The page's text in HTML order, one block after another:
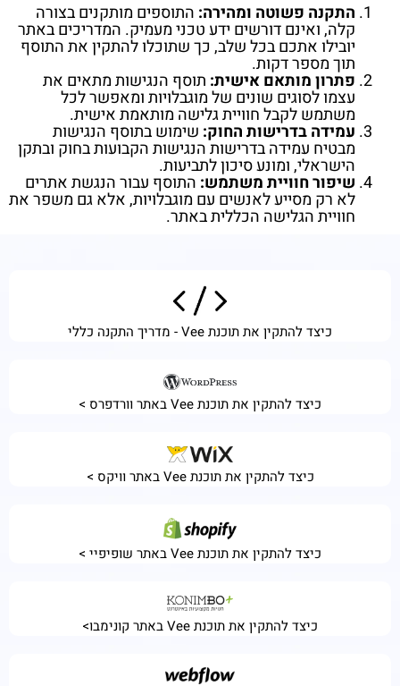
התקנה פשוטה ומהירה: התוספים מותקנים בצורה
קלה, ואינם דורשים ידע טכני מעמיק. המדריכים באתר
יובילו אתכם בכל שלב, כך שתוכלו להתקין את התוסף
תוך מספר דקות.
פתרון מותאם אישית: תוסף הנגישות מתאים את
עצמו לסוגים שונים של מוגבלויות ומאפשר לכל
משתמש לקבל חוויית גלישה מותאמת אישית.
עמידה בדרישות החוק: שימוש בתוסף הנגישות
מבטיח עמידה בדרישות הנגישות הקבועות בחוק ובתקן
הישראלי, ומונע סיכון לתביעות.
שיפור חוויית משתמש: התוסף עבור הנגשת אתרים
לא רק מסייע לאנשים עם מוגבלויות, אלא גם משפר את
חוויית הגלישה הכללית באתר.
כיצד להתקין את תוכנת Vee - מדריך התקנה כללי
כיצד להתקין את תוכנת Vee באתר וורדפרס >
כיצד להתקין את תוכנת Vee באתר וויקס >
כיצד להתקין את תוכנת Vee באתר שופיפיי >
כיצד להתקין את תוכנת Vee באתר קונימבו>